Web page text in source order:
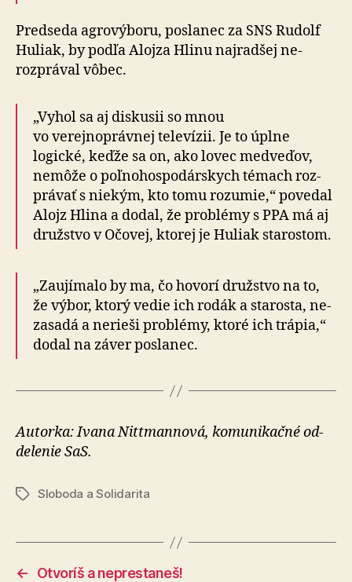
Predseda agrovýboru, poslanec za SNS Rudolf
Huliak, by podľa Alojza Hlinu naj­rad­šej ne­
rozprá­val vôbec.
„Vyhol sa aj diskusii so mnou
vo verejnoprávnej televízii. Je to úplne
logické, keďže sa on, ako lovec medveďov,
nemôže o poľ­no­hospo­dárskych témach roz­
prá­vať s niekým, kto tomu rozumie,“ povedal
Alojz Hlina a dodal, že problémy s PPA má aj
družstvo v Očovej, ktorej je Huliak starostom.
„Zaujímalo by ma, čo hovorí družstvo na to,
že výbor, ktorý vedie ich rodák a sta­rosta, ne­
za­sa­dá a ne­rieši problémy, ktoré ich trápia,“
dodal na záver poslanec.
Autorka: Ivana Nittmannová, ko­mu­ni­kačné od­
de­le­nie SaS.
ZnačkySloboda a Solidarita
←
Otvoríš a neprestaneš!